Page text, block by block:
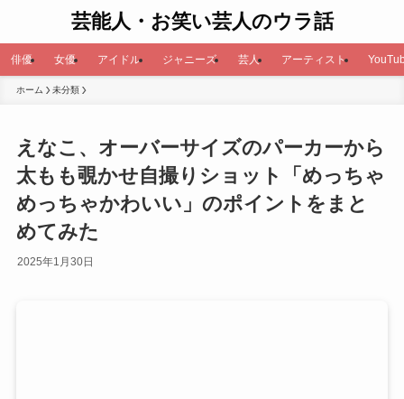
芸能人・お笑い芸人のウラ話
俳優 女優 アイドル ジャニーズ 芸人 アーティスト
ホーム 未分類
えなこ、オーバーサイズのパーカーから
太もも覗かせ自撮りショット「めっちゃ
めっちゃかわいい」のポイントをまと
めてみた
2025年1月30日